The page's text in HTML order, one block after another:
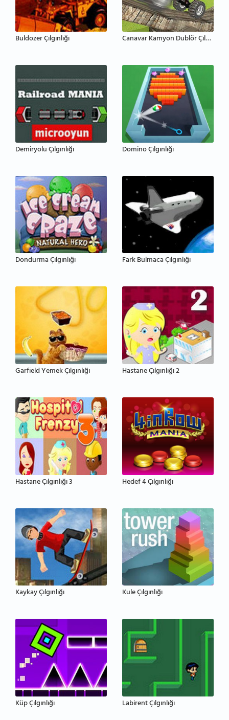
Buldozer Çılgınlığı Canavar Kamyon Dublör Çılgınlığı
Demiryolu Çılgınlığı Domino Çılgınlığı
Dondurma Çılgınlığı Fark Bulmaca Çılgınlığı
Garfield Yemek Çılgınlığı Hastane Çılgınlığı 2
Hastane Çılgınlığı 3 Hedef 4 Çılgınlığı
Kaykay Çılgınlığı Kule Çılgınlığı
Küp Çılgınlığı Labirent Çılgınlığı